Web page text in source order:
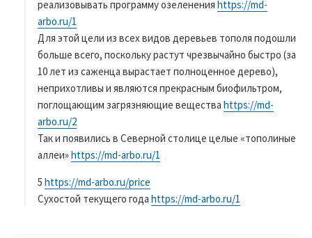
реализовывать программу озеленения https://md-
arbo.ru/1
Для этой цели из всех видов деревьев тополя подошли
больше всего, поскольку растут чрезвычайно быстро (за
10 лет из саженца вырастает полноценное дерево),
неприхотливы и являются прекрасным биофильтром,
поглощающим загрязняющие вещества https://md-
arbo.ru/2
Так и появились в Северной столице целые «тополиные
аллеи»https://md-arbo.ru/1
5 https://md-arbo.ru/price
Сухостой текущего года https://md-arbo.ru/1